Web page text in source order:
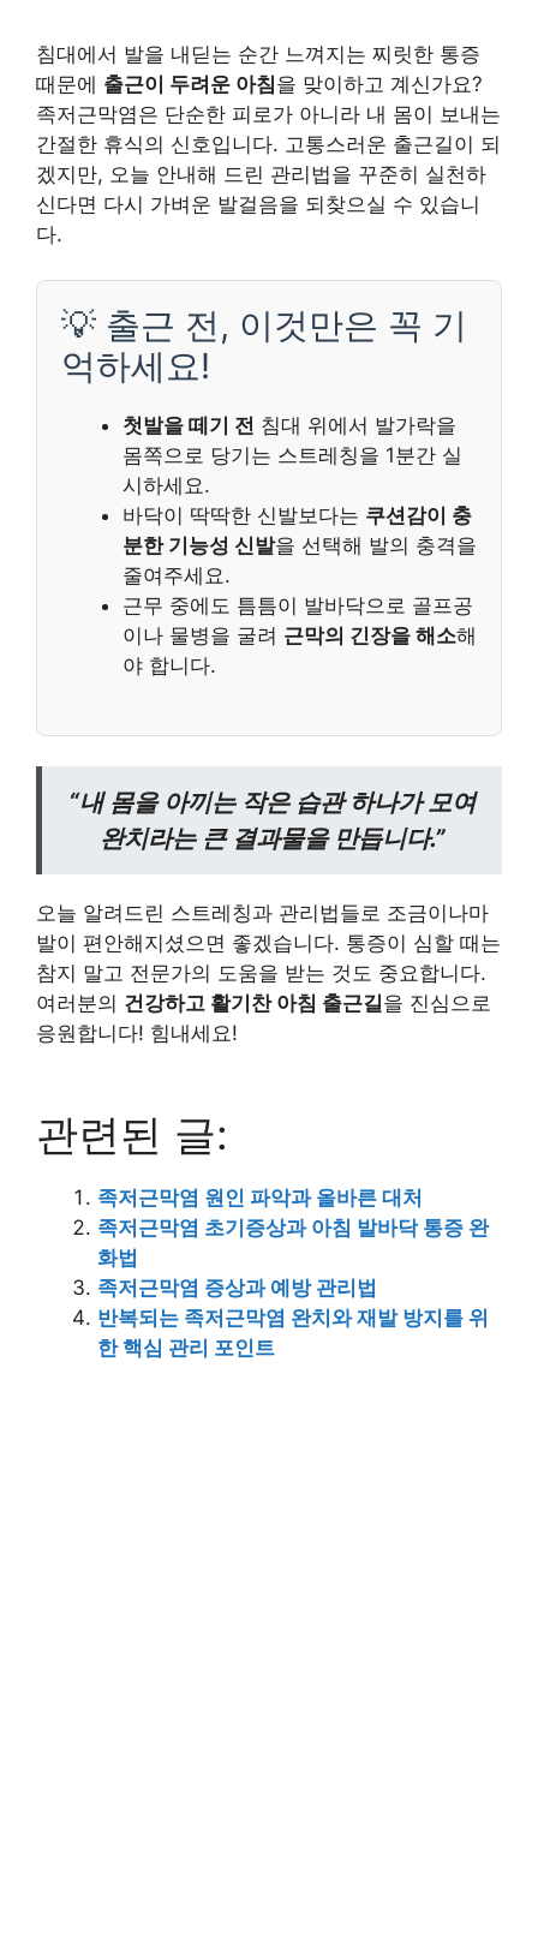
침대에서 발을 내딛는 순간 느껴지는 찌릿한 통증
때문에 출근이 두려운 아침을 맞이하고 계신가요?
족저근막염은 단순한 피로가 아니라 내 몸이 보내는
간절한 휴식의 신호입니다. 고통스러운 출근길이 되
겠지만, 오늘 안내해 드린 관리법을 꾸준히 실천하
신다면 다시 가벼운 발걸음을 되찾으실 수 있습니
다.
💡 출근 전, 이것만은 꼭 기
억하세요!
첫발을 떼기 전 침대 위에서 발가락을
몸쪽으로 당기는 스트레칭을 1분간 실
시하세요.
바닥이 딱딱한 신발보다는 쿠션감이 충
분한 기능성 신발을 선택해 발의 충격을
줄여주세요.
근무 중에도 틈틈이 발바닥으로 골프공
이나 물병을 굴려 근막의 긴장을 해소해
야 합니다.
“내 몸을 아끼는 작은 습관 하나가 모여
완치라는 큰 결과물을 만듭니다.”
오늘 알려드린 스트레칭과 관리법들로 조금이나마
발이 편안해지셨으면 좋겠습니다. 통증이 심할 때는
참지 말고 전문가의 도움을 받는 것도 중요합니다.
여러분의 건강하고 활기찬 아침 출근길을 진심으로
응원합니다! 힘내세요!
관련된 글:
족저근막염 원인 파악과 올바른 대처
족저근막염 초기증상과 아침 발바닥 통증 완
화법
족저근막염 증상과 예방 관리법
반복되는 족저근막염 완치와 재발 방지를 위
한 핵심 관리 포인트